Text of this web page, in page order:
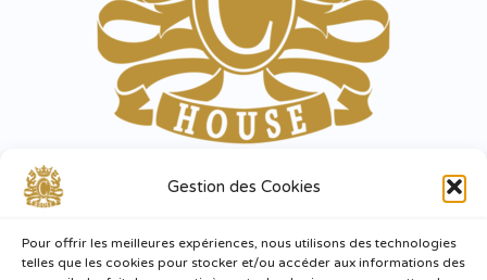
Gestion des Cookies
Pour offrir les meilleures expériences, nous utilisons des technologies
telles que les cookies pour stocker et/ou accéder aux informations des
Horaires
Mardi :07:00 – 20:00
Mercredi :07:00 – 20:00